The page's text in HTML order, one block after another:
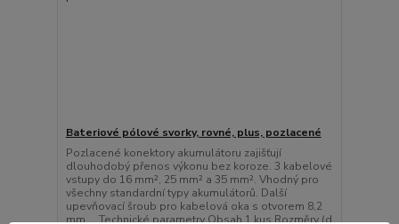
Bateriové pólové svorky, rovné, plus, pozlacené
Pozlacené konektory akumulátoru zajišťují
dlouhodobý přenos výkonu bez koroze. 3 kabelové
vstupy do 16 mm², 25 mm² a 35 mm². Vhodný pro
všechny standardní typy akumulátorů. Další
upevňovací šroub pro kabelová oka s otvorem 8,2
mm. Technické parametry Obsah 1 kus Rozměry (d